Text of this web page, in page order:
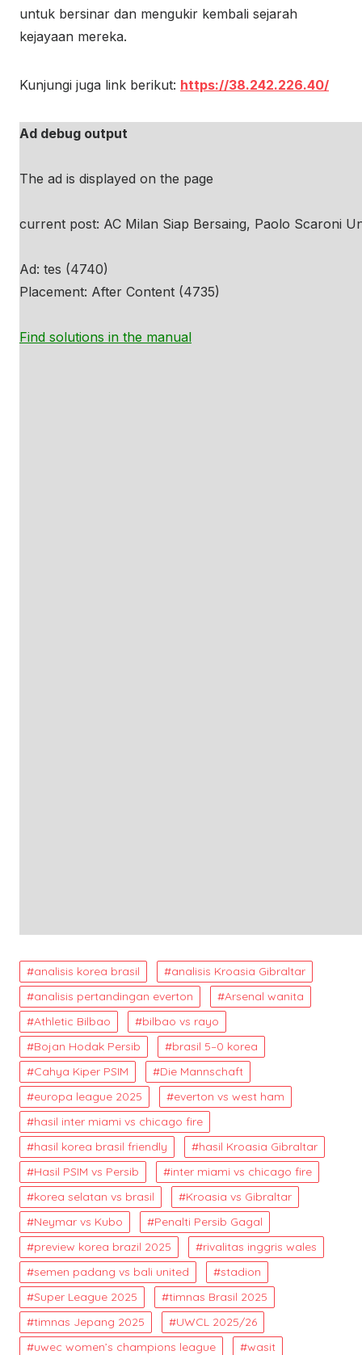
untuk bersinar dan mengukir kembali sejarah
kejayaan mereka.
Kunjungi juga link berikut: https://38.242.226.40/
Ad debug output
The ad is displayed on the page
current post: AC Milan Siap Bersaing, Paolo Scaroni
Ad: tes (4740)
Placement: After Content (4735)
Find solutions in the manual
analisis korea brasil
analisis Kroasia Gibraltar
analisis pertandingan everton
Arsenal wanita
Athletic Bilbao
bilbao vs rayo
Bojan Hodak Persib
brasil 5–0 korea
Cahya Kiper PSIM
Die Mannschaft
europa league 2025
everton vs west ham
hasil inter miami vs chicago fire
hasil korea brasil friendly
hasil Kroasia Gibraltar
Hasil PSIM vs Persib
inter miami vs chicago fire
korea selatan vs brasil
Kroasia vs Gibraltar
Neymar vs Kubo
Penalti Persib Gagal
preview korea brazil 2025
rivalitas inggris wales
semen padang vs bali united
stadion
Super League 2025
timnas Brasil 2025
timnas Jepang 2025
UWCL 2025/26
uwec women’s champions league
wasit